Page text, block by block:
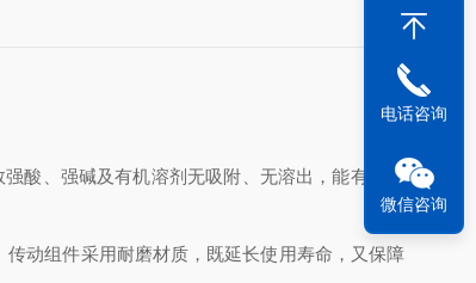
酸、强碱及有机溶剂无吸附、无溶出，能有效保
动组件采用耐磨材质，既延长使用寿命，又保障
电话咨询
微信咨询